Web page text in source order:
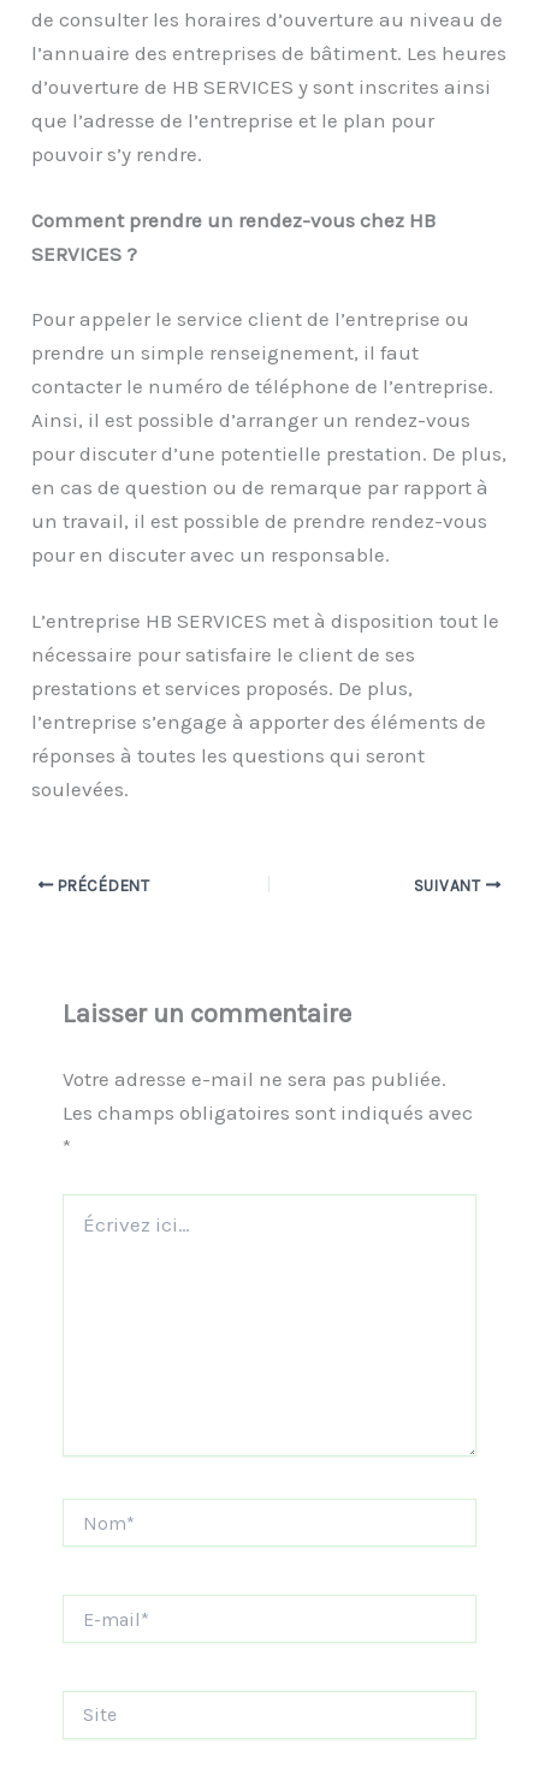
de consulter les horaires d’ouverture au niveau de
l’annuaire des entreprises de bâtiment. Les heures
d’ouverture de HB SERVICES y sont inscrites ainsi
que l’adresse de l’entreprise et le plan pour
pouvoir s’y rendre.
Comment prendre un rendez-vous chez HB
SERVICES ?
Pour appeler le service client de l’entreprise ou
prendre un simple renseignement, il faut
contacter le numéro de téléphone de l’entreprise.
Ainsi, il est possible d’arranger un rendez-vous
pour discuter d’une potentielle prestation. De plus,
en cas de question ou de remarque par rapport à
un travail, il est possible de prendre rendez-vous
pour en discuter avec un responsable.
L’entreprise HB SERVICES met à disposition tout le
nécessaire pour satisfaire le client de ses
prestations et services proposés. De plus,
l’entreprise s’engage à apporter des éléments de
réponses à toutes les questions qui seront
soulevées.
PRÉCÉDENT SUIVANT
Laisser un commentaire
Votre adresse e-mail ne sera pas publiée.
Les champs obligatoires sont indiqués avec
*
ici…
mail*